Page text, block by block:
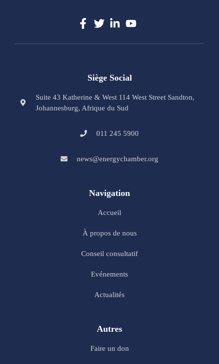
Siège Social
Suite 43 Katherine & West 114 West Street Sandton,
Johannesburg, Afrique du Sud
011 245 5900
news@energychamber.org
Navigation
Accueil
À propos de nous
Conseil consultatif
Evénements
Actualités
Autres
Faire un don